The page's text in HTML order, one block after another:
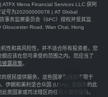
Mena Financial Services LLC 获阿
证号为20200000078 | AT Global
事务监察委员会（SFC）授权并受其监
Gloucester Road, Wan Chai, Hong
性和高风险性，并不适合所有投资者。您
应该在您可承受的范围之内。您应当了
披露政策。
居民提供服务，这些国家包括但不限于
伊朗和美利坚合众国 (USA)，若服务的此
类国家或司法辖区的任何人提供服务。